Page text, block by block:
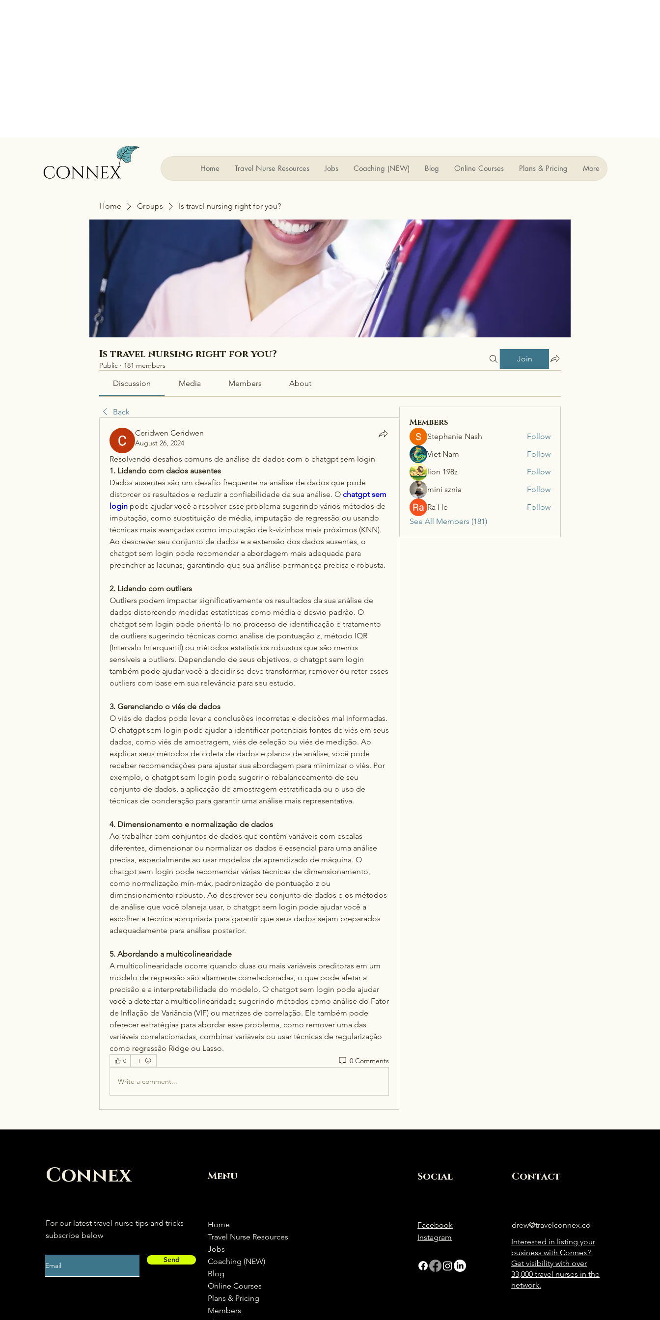
Home Travel Nurse Resources Jobs Coaching (NEW) Blog Online Courses Plans & Pricing More
Home Groups Is travel nursing right for you?
Is travel nursing right for you?
Public · 181 members
Join
Discussion Media Members About
Back
Ceridwen Ceridwen
August 26, 2024
Resolvendo desafios comuns de análise de dados com o chatgpt sem login
1. Lidando com dados ausentes
Dados ausentes são um desafio frequente na análise de dados que pode
distorcer os resultados e reduzir a confiabilidade da sua análise. O chatgpt sem
login pode ajudar você a resolver esse problema sugerindo vários métodos de
imputação, como substituição de média, imputação de regressão ou usando
técnicas mais avançadas como imputação de k-vizinhos mais próximos (KNN).
Ao descrever seu conjunto de dados e a extensão dos dados ausentes, o
chatgpt sem login pode recomendar a abordagem mais adequada para
preencher as lacunas, garantindo que sua análise permaneça precisa e robusta.
2. Lidando com outliers
Outliers podem impactar significativamente os resultados da sua análise de
dados distorcendo medidas estatísticas como média e desvio padrão. O
chatgpt sem login pode orientá-lo no processo de identificação e tratamento
de outliers sugerindo técnicas como análise de pontuação z, método IQR
(Intervalo Interquartil) ou métodos estatísticos robustos que são menos
sensíveis a outliers. Dependendo de seus objetivos, o chatgpt sem login
também pode ajudar você a decidir se deve transformar, remover ou reter esses
outliers com base em sua relevância para seu estudo.
3. Gerenciando o viés de dados
O viés de dados pode levar a conclusões incorretas e decisões mal informadas.
O chatgpt sem login pode ajudar a identificar potenciais fontes de viés em seus
dados, como viés de amostragem, viés de seleção ou viés de medição. Ao
explicar seus métodos de coleta de dados e planos de análise, você pode
receber recomendações para ajustar sua abordagem para minimizar o viés. Por
exemplo, o chatgpt sem login pode sugerir o rebalanceamento de seu
conjunto de dados, a aplicação de amostragem estratificada ou o uso de
técnicas de ponderação para garantir uma análise mais representativa.
4. Dimensionamento e normalização de dados
Ao trabalhar com conjuntos de dados que contêm variáveis ​​com escalas
diferentes, dimensionar ou normalizar os dados é essencial para uma análise
precisa, especialmente ao usar modelos de aprendizado de máquina. O
chatgpt sem login pode recomendar várias técnicas de dimensionamento,
como normalização mín-máx, padronização de pontuação z ou
dimensionamento robusto. Ao descrever seu conjunto de dados e os métodos
de análise que você planeja usar, o chatgpt sem login pode ajudar você a
escolher a técnica apropriada para garantir que seus dados sejam preparados
adequadamente para análise posterior.
5. Abordando a multicolinearidade
A multicolinearidade ocorre quando duas ou mais variáveis ​​preditoras em um
modelo de regressão são altamente correlacionadas, o que pode afetar a
precisão e a interpretabilidade do modelo. O chatgpt sem login pode ajudar
você a detectar a multicolinearidade sugerindo métodos como análise do Fator
de Inflação de Variância (VIF) ou matrizes de correlação. Ele também pode
oferecer estratégias para abordar esse problema, como remover uma das
variáveis ​​correlacionadas, combinar variáveis ​​ou usar técnicas de regularização
como regressão Ridge ou Lasso.
0 0 Comments
Write a comment...
Members
Stephanie Nash
Follow
Viet Nam
Follow
lion 198z
Follow
mini sznia
Follow
Ra He
Follow
See All Members (181)
Connex
For our latest travel nurse tips and tricks
subscribe below
Send
Menu
Home
Travel Nurse Resources
Jobs
Coaching (NEW)
Blog
Online Courses
Plans & Pricing
Members
Social
Facebook
Instagram
Contact
drew@travelconnex.co
Interested in listing your
business with Connex?
Get visibility with over
33,000 travel nurses in the
network.